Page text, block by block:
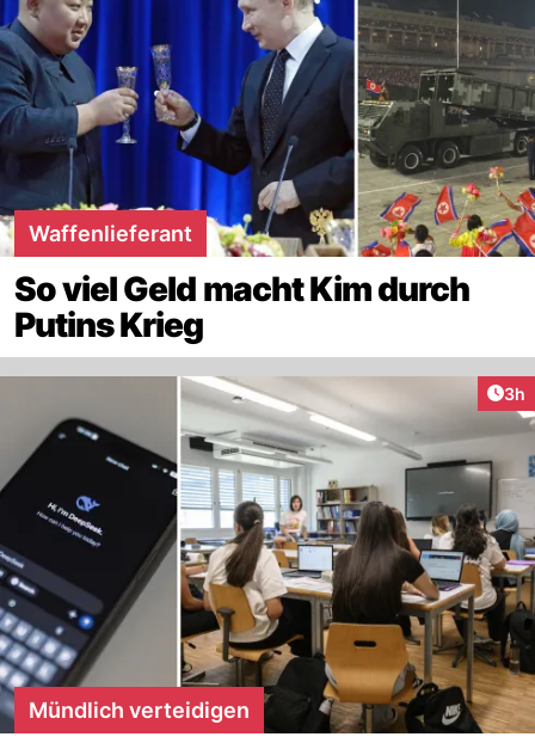
Waffenlieferant
So viel Geld macht Kim durch
Putins Krieg
3h
Mündlich verteidigen